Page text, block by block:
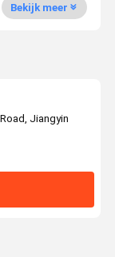
Bekijk meer
Jiangyin